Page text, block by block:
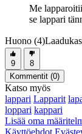
Me
se lappari
Huono (4)
9
8
Kommentit (0)
Katso myös
lappari Lapparit
loppari kappari
Lisää oma
Käyttöehdot